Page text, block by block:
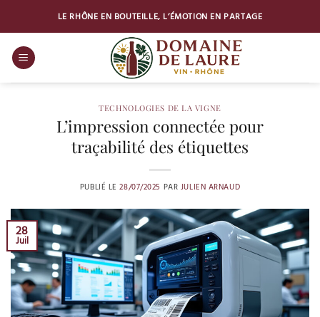
contenu
LE RHÔNE EN BOUTEILLE, L’ÉMOTION EN PARTAGE
TECHNOLOGIES DE LA VIGNE
L’impression connectée pour
traçabilité des étiquettes
PUBLIÉ LE28/07/2025 PAR JULIEN ARNAUD
28
Juil